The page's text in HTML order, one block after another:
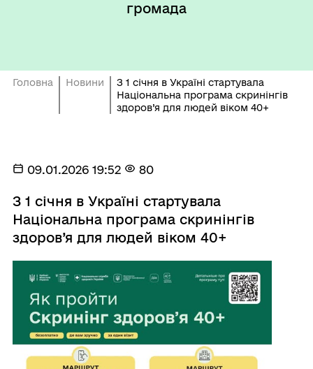
громада
Головна Новини
З 1 січня в Україні стартувала
Національна програма скринінгів
здоров’я для людей віком 40+
09.01.2026 19:52 80
З 1 січня в Україні стартувала
Національна програма скринінгів
здоров’я для людей віком 40+